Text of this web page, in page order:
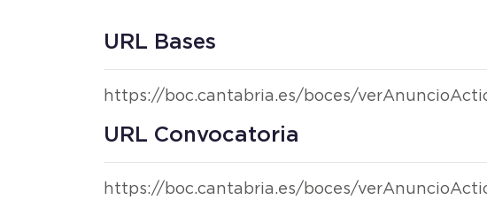
URL Bases
https://boc.cantabria.es/boces/
URL Convocatoria
https://boc.cantabria.es/boces/